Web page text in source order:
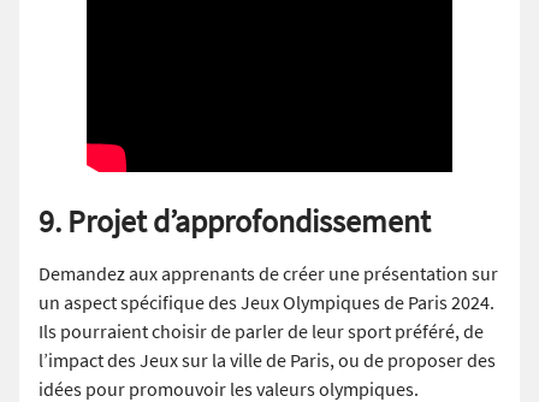
9. Projet d’approfondissement
Demandez aux apprenants de créer une présentation sur
un aspect spécifique des Jeux Olympiques de Paris 2024.
Ils pourraient choisir de parler de leur sport préféré, de
l’impact des Jeux sur la ville de Paris, ou de proposer des
idées pour promouvoir les valeurs olympiques.